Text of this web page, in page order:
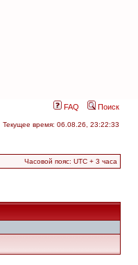
FAQ Поиск
Текущее время: 06.08.26, 23:22:33
Часовой пояс: UTC + 3 часа